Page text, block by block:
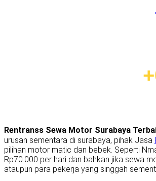
Rentranss Sewa Motor Surabaya
urusan sementara di surabaya, pihak Jasa
pilihan motor matic dan bebek. Seperti
Rp70.000 per hari dan bahkan jika sewa
ataupun para pekerja yang singgah